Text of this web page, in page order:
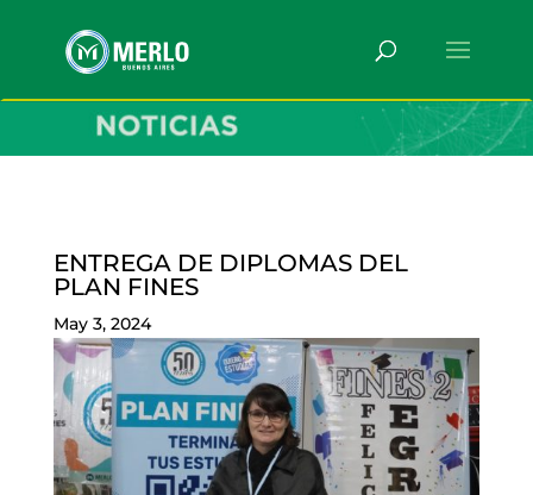
ENTREGA DE DIPLOMAS DEL
PLAN FINES
May 3, 2024